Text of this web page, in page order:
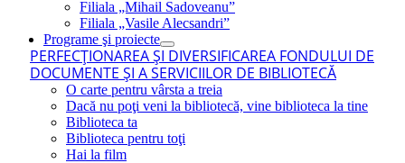
Filiala „Mihail Sadoveanu”
Filiala „Vasile Alecsandri”
Programe şi proiecte
PERFECŢIONAREA ŞI DIVERSIFICAREA FONDULUI DE
DOCUMENTE ŞI A SERVICIILOR DE BIBLIOTECĂ
O carte pentru vârsta a treia
Dacă nu poţi veni la bibliotecă, vine biblioteca la tine
Biblioteca ta
Biblioteca pentru toţi
Hai la film